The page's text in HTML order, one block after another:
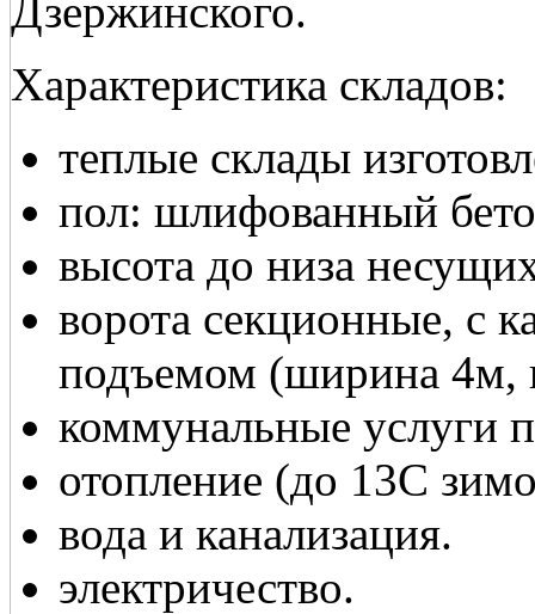
Дзержинского.
Характеристика складов:
теплые склады
пол: шлифованный
высота до низа
ворота секционные, с
подъемом (ширина 4м,
коммунальные услуги
отопление (до 13C
вода и канализация.
электричество.